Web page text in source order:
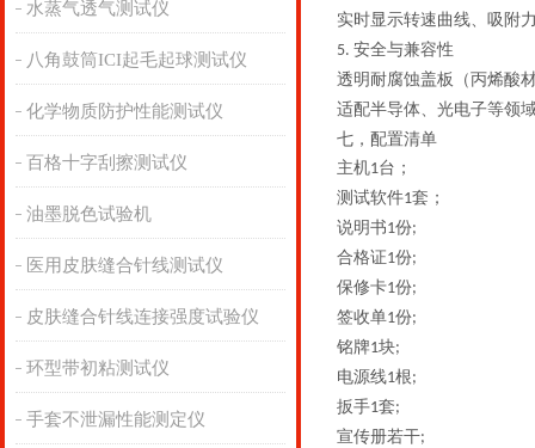
水蒸气透气测试仪
八角鼓筒ICI起毛起球测试仪
化学物质防护性能测试仪
百格十字刮擦测试仪
油墨脱色试验机
医用皮肤缝合针线测试仪
皮肤缝合针线连接强度试验仪
环型带初粘测试仪
手套不泄漏性能测定仪
实时显示转速曲线、吸附
‌5. 安全与兼容性
透明耐腐蚀盖板（丙烯酸
适配半导体、光电子等领
七，配置清单
主机1台；
测试软件1套；
说明书1份;
合格证1份;
保修卡1份;
签收单1份;
铭牌1块;
电源线1根;
扳手1套;
宣传册若干;